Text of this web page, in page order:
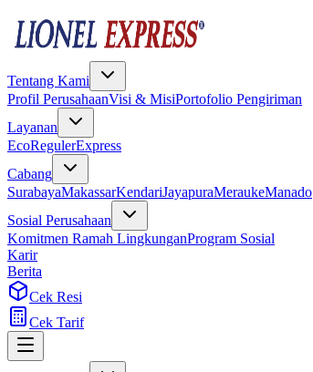
Tentang Kami
Profil PerusahaanVisi & MisiPortofolio Pengiriman
Layanan
EcoRegulerExpress
Cabang
SurabayaMakassarKendariJayapuraMeraukeManado
Sosial Perusahaan
Komitmen Ramah LingkunganProgram Sosial
Karir
Berita
Cek Resi
Cek Tarif